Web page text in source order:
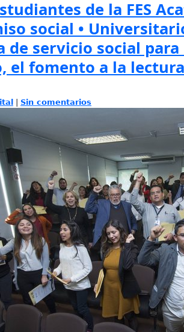
de la FES
social •
de servicio social
el fomento a la
Sin comentarios